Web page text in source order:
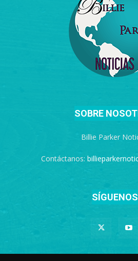
SOBRE
Billie Parker
Contáctanos:
SÍGUENOS